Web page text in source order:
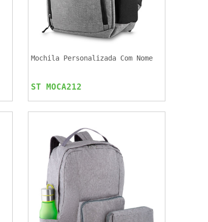
Mochila Personalizada Com Nome
ST MOCA212